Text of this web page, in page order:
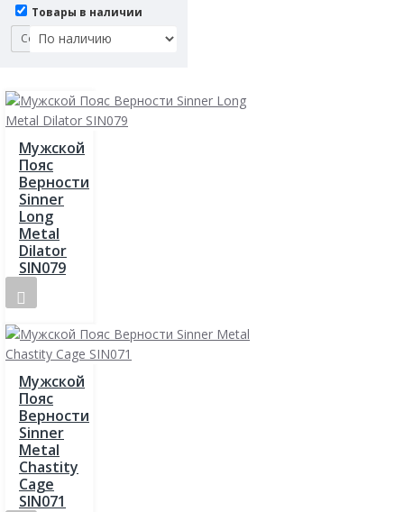
Товары в наличии
Сортировка:
Мужской
Пояс
Верности
Sinner
Long
Metal
Dilator
SIN079
Мужской
Пояс
Верности
Sinner
Metal
Chastity
Cage
SIN071